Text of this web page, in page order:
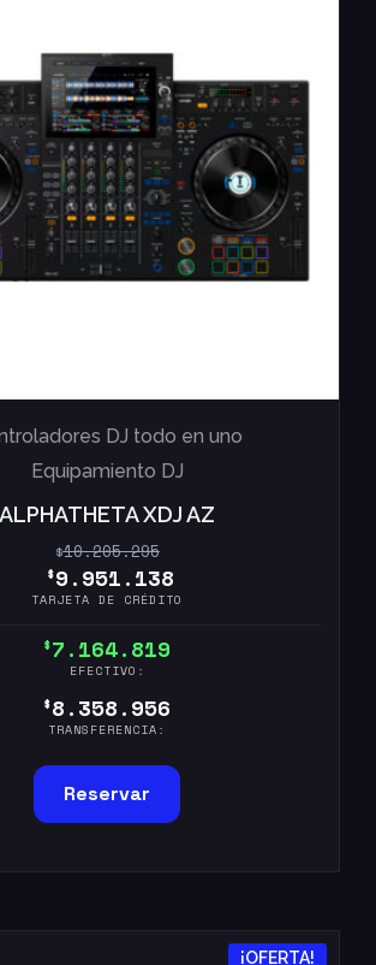
DJ todo en uno
Equipamiento DJ
ALPHATHETA XDJ AZ
$10.205.295
$9.951.138
TARJETA DE CRÉDITO
$7.164.819
EFECTIVO:
$8.358.956
TRANSFERENCIA:
Reservar
¡OFERTA!